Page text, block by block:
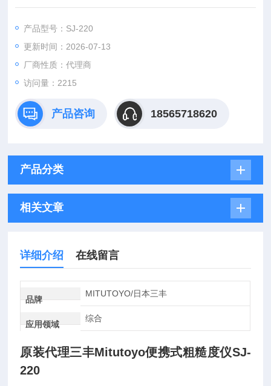
仪、粗糙度计、粗糙度测试仪等多种名称。它具有测量精度高、
应用于各种金属与非金属的加工表面的检测，该仪器是传感器主
机一体化的袖珍式仪器，具有手持式特点，更适宜在生产现场使
用。
产品型号：SJ-220
更新时间：2026-07-13
厂商性质：代理商
访问量：2215
产品咨询 18565718620
产品分类
相关文章
详细介绍 在线留言
品牌
MITUTOYO/日本三丰
应用领域
综合
原装代理三丰Mitutoyo便携式粗糙度仪SJ-
220